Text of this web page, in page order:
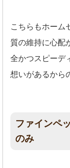
こちらもホーム
質の維持に心配
全かつスピーデ
想いがあるから
ファインペ
のみ